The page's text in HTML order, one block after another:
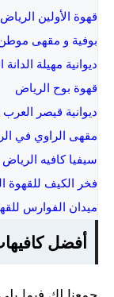
قهوة الأولين الرياض
بوفية و مقهى موطن
ديوانية مهيلة
قهوة بوح الرياض
ديوانية قيصر
مقهى الراوي في
سيفيا كافيه الرياض
فخر الكيف للقهوة
ميدان الفوارس
أفضل